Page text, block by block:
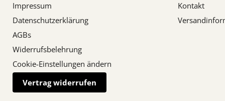
Impressum
Datenschutzerklärung
AGBs
Widerrufsbelehrung
Cookie-Einstellungen ändern
Vertrag widerrufen
Kontakt